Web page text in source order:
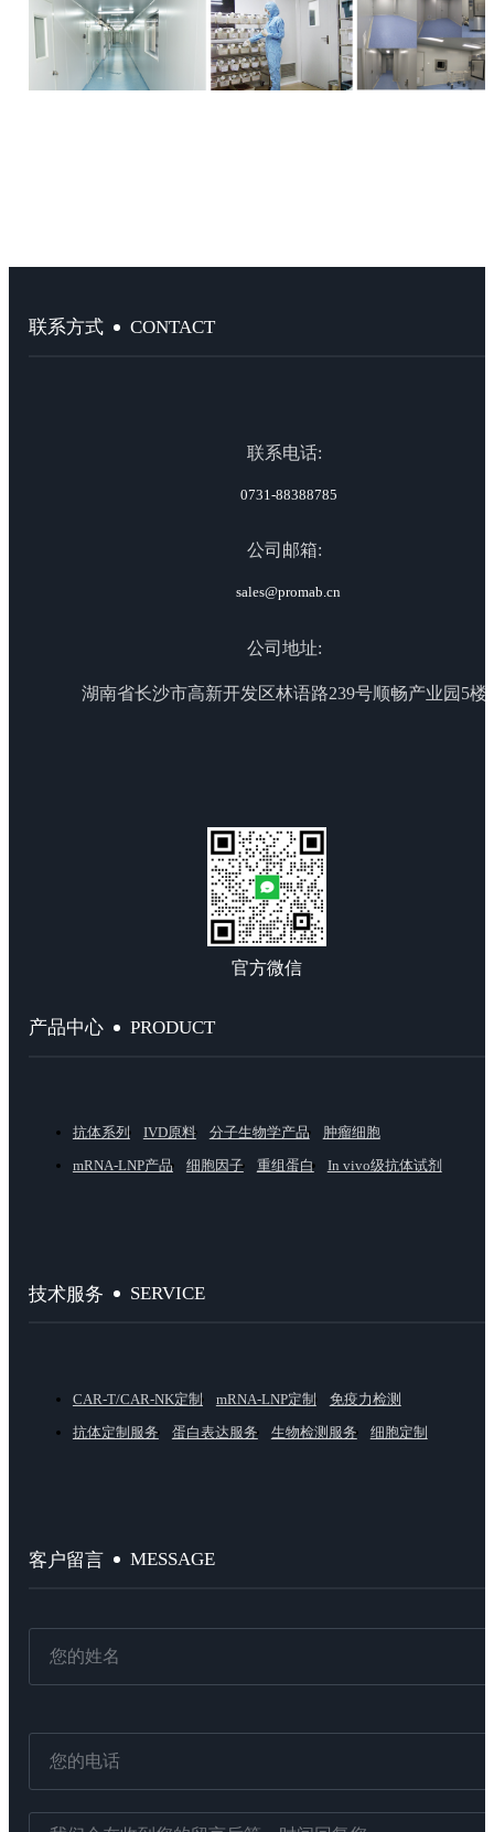
联系方式 CONTACT
联系电话:
0731-88388785
公司邮箱:
sales@promab.cn
公司地址:
湖南省长沙市高新开发区林语路239号顺畅产业园5楼
官方微信
产品中心 PRODUCT
抗体系列 IVD原料 分子生物学产品
肿瘤细胞
mRNA-LNP产品
细胞因子 重组蛋白 In vivo级抗体试剂
技术服务 SERVICE
CAR-T/CAR-NK定制 mRNA-LNP定制
免疫力检测
抗体定制服务
蛋白表达服务 生物检测服务 细胞定制
客户留言 MESSAGE